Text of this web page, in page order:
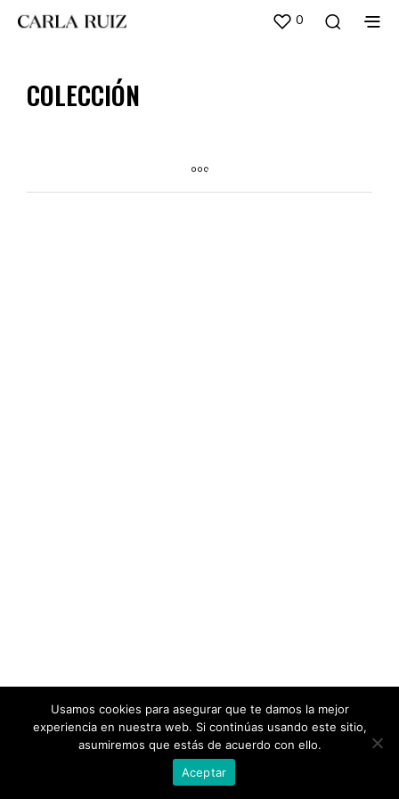
0
COLECCIÓN
Usamos cookies para asegurar que te damos la mejor
experiencia en nuestra web. Si continúas usando este sitio,
asumiremos que estás de acuerdo con ello.
Aceptar